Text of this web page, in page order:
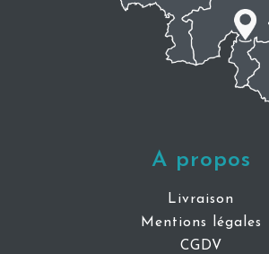
A propos
Livraison
Mentions légales
CGDV